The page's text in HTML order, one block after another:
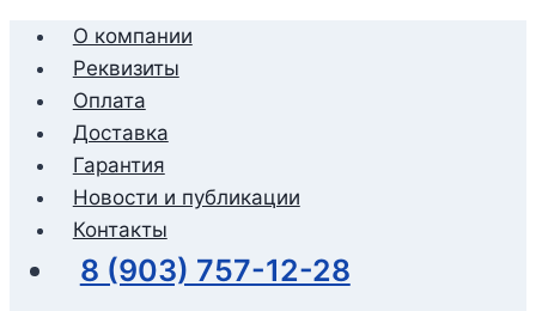
Перейти
содержимому
О компании
Реквизиты
Оплата
Доставка
Гарантия
Новости и публикации
Контакты
8 (903) 757-12-28